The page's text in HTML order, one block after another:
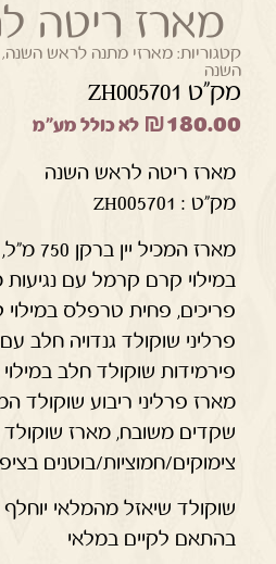
מארז ריטה
קטגוריות: מארזי מתנה לראש השנה
השנה
מק"ט ZH005701
₪180.00 לא כולל מע"מ
מארז ריטה לראש השנה
מק"ט : ZH005701
מארז
במילוי קרם קרמל עם
פריכים, פחית טרפלס
פרליני שוקולד גנדויה חלב
פירמידות שוקולד חלב
מארז פרליני ריבוע שוקולד
שקדים משובח, מארז שוקולד
צימוקים/חמוציות/בוטנים בציפוי
שוקולד שיאזל מהמלאי
בהתאם לקיים במלאי